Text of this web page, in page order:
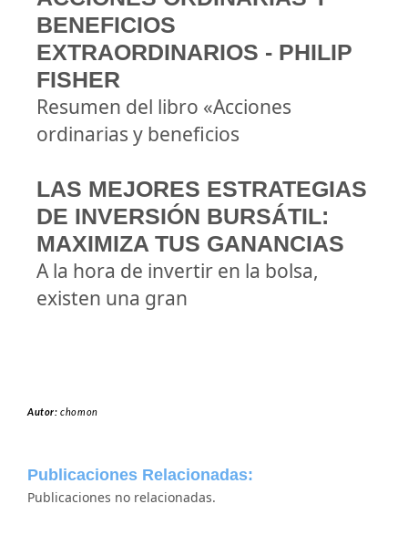
BENEFICIOS
EXTRAORDINARIOS - PHILIP
FISHER
Resumen del libro «Acciones
ordinarias y beneficios
LAS MEJORES ESTRATEGIAS
DE INVERSIÓN BURSÁTIL:
MAXIMIZA TUS GANANCIAS
A la hora de invertir en la bolsa,
existen una gran
Autor:chomon
Publicaciones Relacionadas:
Publicaciones no relacionadas.